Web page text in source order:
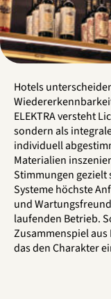
Hotels
ELEKTRA versteht
sondern als
individuell
Materialien
Stimmungen
Systeme höchste
und
laufenden Betrieb.
Zusammenspiel
das den Charakter